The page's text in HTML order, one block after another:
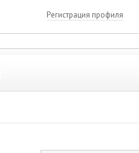
Регистрация профиля